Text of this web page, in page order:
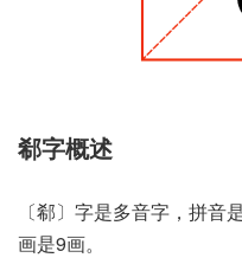
郗字概述
〔郗〕字是多音字，拼
画是9画。